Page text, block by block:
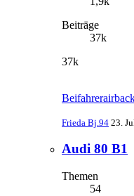
Beiträge
37k
37k
Frieda Bj.94 23.
Audi 80 B1
Themen
54